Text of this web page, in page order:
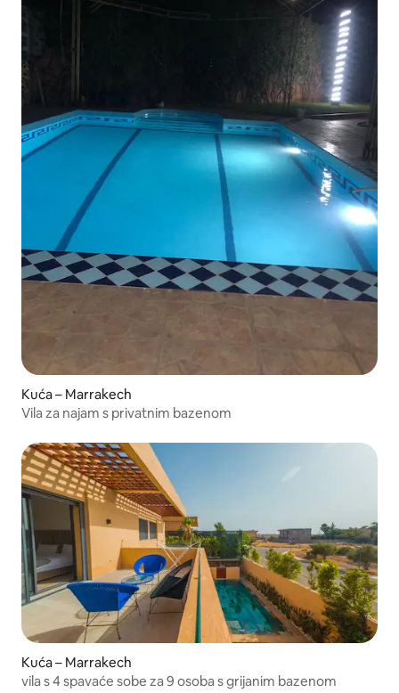
Kuća – Marrakech
Vila za najam s privatnim bazenom
Kuća – Marrakech
vila s 4 spavaće sobe za 9 osoba s grijanim bazenom